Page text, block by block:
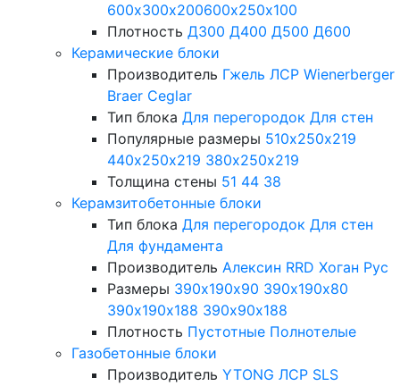
600х300х200600х250х100
Плотность Д300 Д400 Д500 Д600
Керамические блоки
Производитель Гжель ЛСР Wienerberger
Braer Ceglar
Тип блока Для перегородок Для стен
Популярные размеры 510х250х219
440х250х219 380х250х219
Толщина стены 51 44 38
Керамзитобетонные блоки
Тип блока Для перегородок Для стен
Для фундамента
Производитель Алексин RRD Хоган Рус
Размеры 390х190х90 390х190х80
390х190х188 390х90х188
Плотность Пустотные Полнотелые
Газобетонные блоки
Производитель YTONG ЛСР SLS